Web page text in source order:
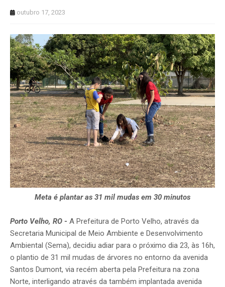
outubro 17, 2023
Meta é plantar as 31 mil mudas em 30 minutos
Porto Velho, RO - A Prefeitura de Porto Velho, através da
Secretaria Municipal de Meio Ambiente e Desenvolvimento
Ambiental (Sema), decidiu adiar para o próximo dia 23, às 16h,
o plantio de 31 mil mudas de árvores no entorno da avenida
Santos Dumont, via recém aberta pela Prefeitura na zona
Norte, interligando através da também implantada avenida